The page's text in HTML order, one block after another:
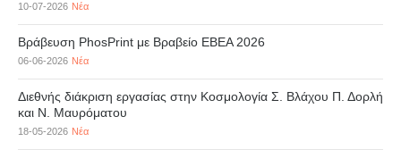
10-07-2026 Νέα
Βράβευση PhosPrint με Βραβείο ΕΒΕΑ 2026
06-06-2026 Νέα
Διεθνής διάκριση εργασίας στην Κοσμολογία Σ. Βλάχου Π. Δορλή
και Ν. Μαυρόματου
18-05-2026 Νέα